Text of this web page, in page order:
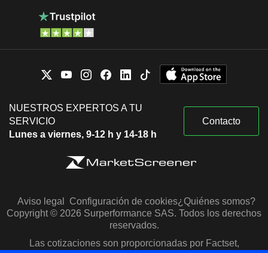
NUESTROS EXPERTOS A TU
SERVICIO
Lunes a viernes, 9-12 h y 14-18 h
Contacto
Aviso legal Configuración de cookies¿Quiénes somos?
Copyright © 2026 Surperformance SAS. Todos los derechos
reservados.
Las cotizaciones son proporcionadas por Factset,